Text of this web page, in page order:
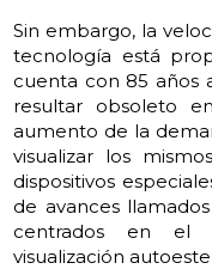
Sin embargo, la
tecnología está
cuenta con 85 años
resultar obsoleto
aumento de la
visualizar los
dispositivos
de avances
centrados en el
visualización